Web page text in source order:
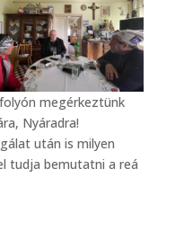
megérkeztünk
Nyáradra!
után is milyen
tudja bemutatni a reá